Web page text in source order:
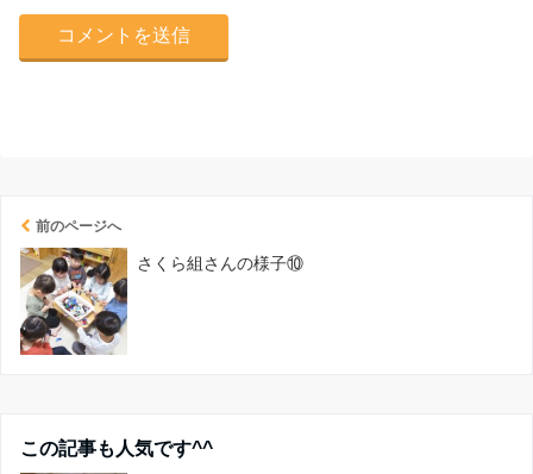
前のページへ
さくら組さんの様子⑩
この記事も人気です^^